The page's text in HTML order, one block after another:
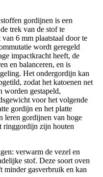
gordijnen is een
trek van de stof te
6 mm plaatstaal door te
wordt geregeld
impactkracht heeft, de
en balanceren, en is
Het ondergordijn kan
zodat het katoenen net
worden gestapeld,
voor het volgende
gordijn en het platte
leren gordijnen van hoge
ringgordijn zijn houten
verwarm de vezel en
stof. Deze soort oven
minder gasverbruik en kan